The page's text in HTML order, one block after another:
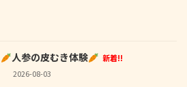
人参の皮むき体験
新着!!
2026-08-03